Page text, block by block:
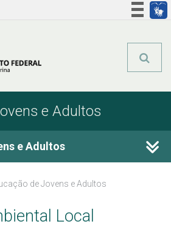
e Adultos
e Adultos
de Jovens e Adultos
Local